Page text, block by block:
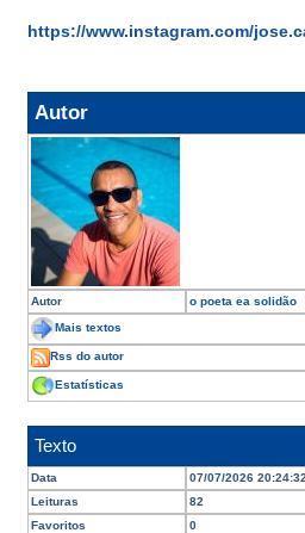
https://www.instagram.com/
Autor
Autor o poeta ea solidão
Mais textos
Rss do autor
Estatísticas
Texto
Data
07/07/2026 20:24:32
Leituras
82
Favoritos
0